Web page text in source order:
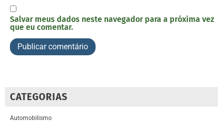
Salvar meus dados neste navegador para a próxima vez
que eu comentar.
CATEGORIAS
Automobilismo